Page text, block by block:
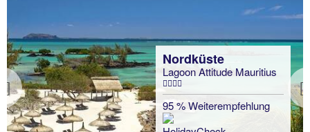
Previous
Nordküste
Lagoon Attitude Mauritius
95 % Weiterempfehlung